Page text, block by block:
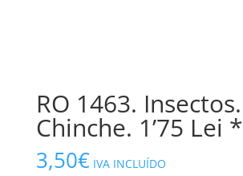
RO 1463. Insectos.
Chinche. 1’75 Lei
3,50€ IVA INCLUÍDO